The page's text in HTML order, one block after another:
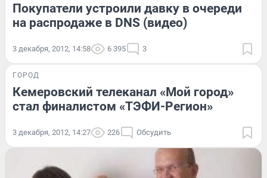
Покупатели устроили давку в очереди
на распродаже в DNS (видео)
3 декабря, 2012, 14:58 6 395 3
ГОРОД
Кемеровский телеканал «Мой город»
стал финалистом «ТЭФИ-Регион»
3 декабря, 2012, 14:27 226 Обсудить